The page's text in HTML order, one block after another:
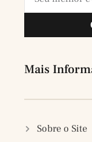
Mais
Sobre o Site